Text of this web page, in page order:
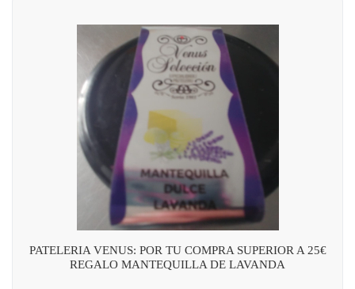
PATELERIA VENUS: POR TU COMPRA SUPERIOR A 25€
REGALO MANTEQUILLA DE LAVANDA